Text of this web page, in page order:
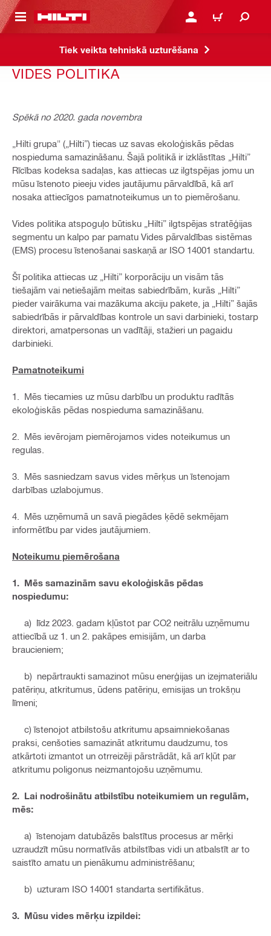
SATURU PIESLĒGTIES VAI
IEPIRKŠANĀS
Tiek veikta tehniskā uzturēšana
VIDES POLITIKA
Spēkā no 2020. gada novembra
„Hilti grupa" („Hilti”) tiecas uz savas ekoloģiskās pēdas
nospieduma samazināšanu. Šajā politikā ir izklāstītas „Hilti”
Rīcības kodeksa sadaļas, kas attiecas uz ilgtspējas jomu un
mūsu īstenoto pieeju vides jautājumu pārvaldībā, kā arī
nosaka attiecīgos pamatnoteikumus un to piemērošanu.
Vides politika atspoguļo būtisku „Hilti” ilgtspējas stratēģijas
segmentu un kalpo par pamatu Vides pārvaldības sistēmas
(EMS) procesu īstenošanai saskaņā ar ISO 14001 standartu.
Šī politika attiecas uz „Hilti” korporāciju un visām tās
tiešajām vai netiešajām meitas sabiedrībām, kurās „Hilti”
pieder vairākuma vai mazākuma akciju pakete, ja „Hilti” šajās
sabiedrībās ir pārvaldības kontrole un savi darbinieki, tostarp
direktori, amatpersonas un vadītāji, stažieri un pagaidu
darbinieki.
Pamatnoteikumi
1. Mēs tiecamies uz mūsu darbību un produktu radītās
ekoloģiskās pēdas nospieduma samazināšanu.
2. Mēs ievērojam piemērojamos vides noteikumus un
regulas.
3. Mēs sasniedzam savus vides mērķus un īstenojam
darbības uzlabojumus.
4. Mēs uzņēmumā un savā piegādes ķēdē sekmējam
informētību par vides jautājumiem.
Noteikumu piemērošana
1. Mēs samazinām savu ekoloģiskās pēdas
nospiedumu:
a) līdz 2023. gadam kļūstot par CO2 neitrālu uzņēmumu
attiecībā uz 1. un 2. pakāpes emisijām, un darba
braucieniem;
b) nepārtraukti samazinot mūsu enerģijas un izejmateriālu
patēriņu, atkritumus, ūdens patēriņu, emisijas un trokšņu
līmeni;
c) īstenojot atbilstošu atkritumu apsaimniekošanas
praksi, cenšoties samazināt atkritumu daudzumu, tos
atkārtoti izmantot un otrreizēji pārstrādāt, kā arī kļūt par
atkritumu poligonus neizmantojošu uzņēmumu.
2. Lai nodrošinātu atbilstību noteikumiem un regulām,
mēs:
a) īstenojam datubāzēs balstītus procesus ar mērķi
uzraudzīt mūsu normatīvās atbilstības vidi un atbalstīt ar to
saistīto amatu un pienākumu administrēšanu;
b) uzturam ISO 14001 standarta sertifikātus.
3. Mūsu vides mērķu izpildei: